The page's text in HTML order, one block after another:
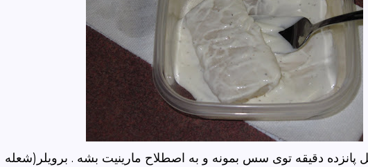
پانزده دقیقه توی سس بمونه و به اصطلاح مارینیت بشه . برویلر(شعله